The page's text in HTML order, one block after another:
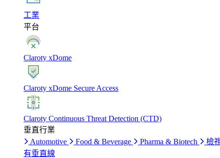
工業
平台
Claroty xDome
Claroty xDome Secure Access
Claroty Continuous Threat Detection (CTD)
垂直行業
Automotive
Food & Beverage Pharma & Biotech
檢
有垂直線